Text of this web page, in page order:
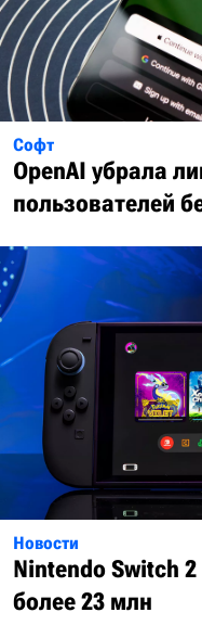
Софт
OpenAI убрала
пользователей
Новости
Nintendo Switch
более 23 млн